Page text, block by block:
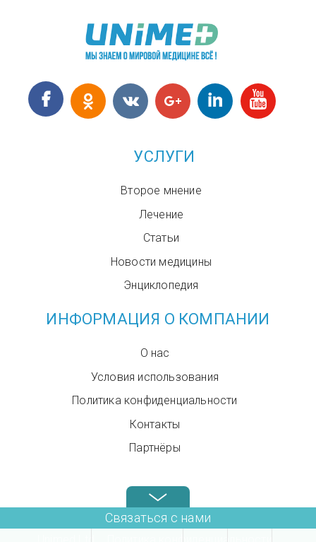
УСЛУГИ
Второе мнение
Лечение
Статьи
Новости медицины
Энциклопедия
ИНФОРМАЦИЯ О КОМПАНИИ
О нас
Условия использования
Политика конфиденциальности
Контакты
Партнёры
Звоните нам в любое время: +972.4.6899580
Связаться с нами